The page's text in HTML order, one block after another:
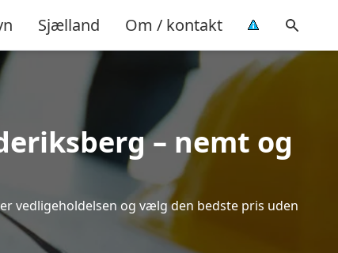
Sjælland Om / kontakt
– nemt og
vedligeholdelsen og vælg den bedste pris uden